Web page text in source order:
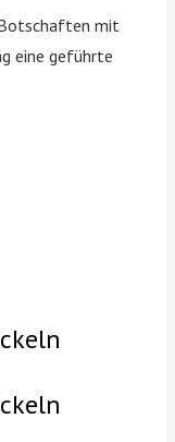
mit
eine geführte